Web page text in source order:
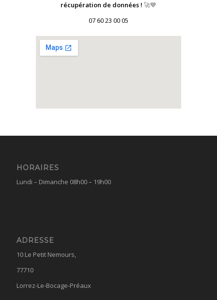
récupération de données ! 🚀💙
07 60 23 00 05
HORAIRES
Lundi – Dimanche 08h00 – 19h00
ADRESSE
10 Le Petit Nemours,
77710
Lorrez-Le-Bocage-Préaux